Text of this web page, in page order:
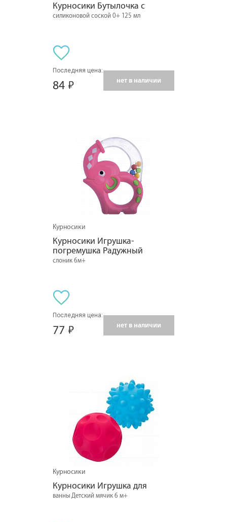
Курносики Бутылочка с
силиконовой соской 0+ 125 мл
Последняя цена:
84 нет в наличии
Курносики
Курносики Игрушка-
погремушка Радужный
слоник 6м+
Последняя цена:
77 нет в наличии
Курносики
Курносики Игрушка для
ванны Детский мячик 6 м+